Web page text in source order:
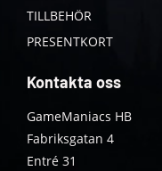
TILLBEHÖR
PRESENTKORT
Kontakta oss
GameManiacs HB
Fabriksgatan 4
Entré 31